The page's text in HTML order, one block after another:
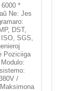
*
Ne: Jes
DST,
SGS,
Poziciiga
/